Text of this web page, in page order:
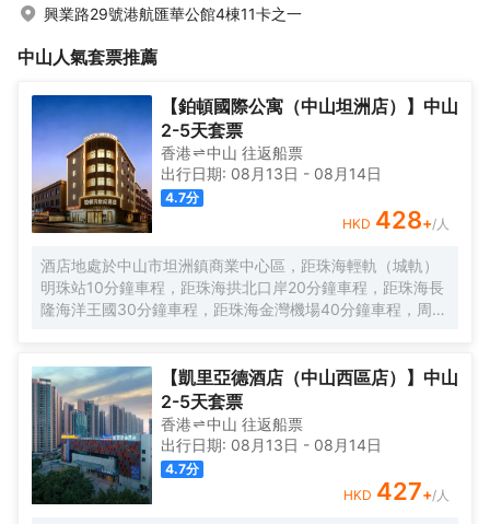
興業路29號港航匯華公館4棟11卡之一
中山人氣套票推薦
【鉑頓國際公寓（中山坦洲店）】中山
2-5天套票
香港 中山 往返船票
出行日期: 08月13日 - 08月14日
4.7分
HKD 428+/人
酒店地處於中山市坦洲鎮商業中心區，距珠海輕軌（城軌）
明珠站10分鐘車程，距珠海拱北口岸20分鐘車程，距珠海長
隆海洋王國30分鐘車程，距珠海金灣機場40分鐘車程，周邊
和政務服務大廳，集購物、美食、娛樂、商務和行政於一體
等生活設施配套。公寓擁有現代温馨客房，配套有餐廳、洗
衣房、多功能廳等公共空間，旅客在享受舒適住宿的同時，
也能輕鬆滿足各種休閒與商務需求。客房分佈於2層至5層，
所有客房都配備有高品質的床品、高速wifi及智能控制系統，
確保賓客能夠享受到賓至如歸的居住體驗。喜悅餐廳位於1
層，每天都按照國際化標準提供數十種精選早餐品種，2-3種
【凱里亞德酒店（中山西區店）】中山
2-5天套票
香港 中山 往返船票
出行日期: 08月13日 - 08月14日
4.7分
HKD 427+/人